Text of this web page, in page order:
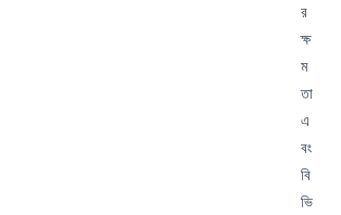
র
ক্ষ
ম
তা
এ
বং
বি
ভি